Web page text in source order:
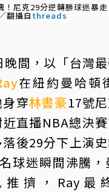
！尼克29分逆轉勝球迷暴
翻攝自 threads
晚間，以「台灣
在紐約曼哈頓
穿林書豪17號
直播NBA總決
後29分下上演
球迷瞬間沸騰
推擠，Ray最